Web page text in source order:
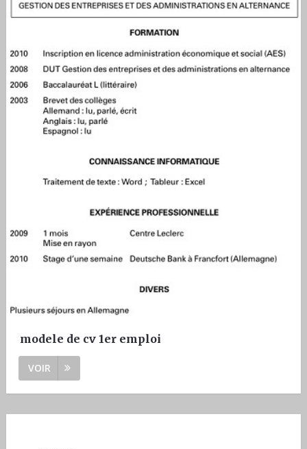
modele de cv 1er emploi
VOIR